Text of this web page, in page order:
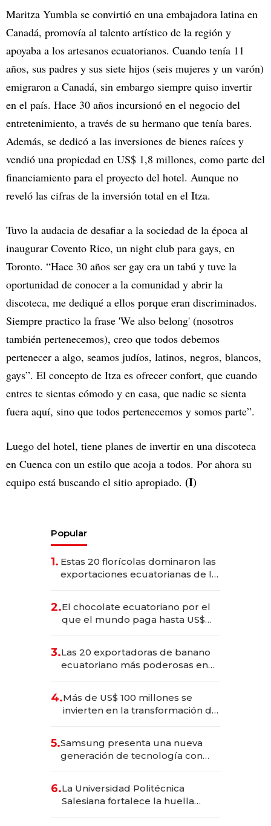
Maritza Yumbla se convirtió en una embajadora latina en
Canadá, promovía al talento artístico de la región y
apoyaba a los artesanos ecuatorianos. Cuando tenía 11
años, sus padres y sus siete hijos (seis mujeres y un varón)
emigraron a Canadá, sin embargo siempre quiso invertir
en el país. Hace 30 años incursionó en el negocio del
entretenimiento, a través de su hermano que tenía bares.
Además, se dedicó a las inversiones de bienes raíces y
vendió una propiedad en US$ 1,8 millones, como parte del
financiamiento para el proyecto del hotel. Aunque no
reveló las cifras de la inversión total en el Itza.
Tuvo la audacia de desafiar a la sociedad de la época al
inaugurar Covento Rico, un night club para gays, en
Toronto. “Hace 30 años ser gay era un tabú y tuve la
oportunidad de conocer a la comunidad y abrir la
discoteca, me dediqué a ellos porque eran discriminados.
Siempre practico la frase 'We also belong' (nosotros
también pertenecemos), creo que todos debemos
pertenecer a algo, seamos judíos, latinos, negros, blancos,
gays”. El concepto de Itza es ofrecer confort, que cuando
entres te sientas cómodo y en casa, que nadie se sienta
fuera aquí, sino que todos pertenecemos y somos parte”.
Luego del hotel, tiene planes de invertir en una discoteca
en Cuenca con un estilo que acoja a todos. Por ahora su
equipo está buscando el sitio apropiado. (I)
Popular
1. Estas 20 florícolas dominaron las
exportaciones ecuatorianas de la
2.El chocolate ecuatoriano por el
que el mundo paga hasta US$
3.Las 20 exportadoras de banano
ecuatoriano más poderosas en
4.Más de US$ 100 millones se
invierten en la transformación de
5.Samsung presenta una nueva
generación de tecnología con
6.La Universidad Politécnica
Salesiana fortalece la huella